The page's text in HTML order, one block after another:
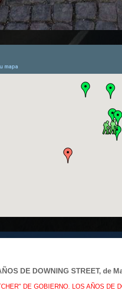
DE DOWNING STREET, de
DE GOBIERNO. LOS AÑOS DE